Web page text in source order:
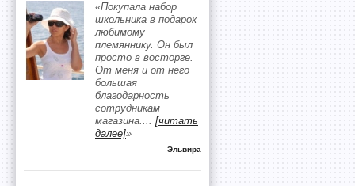
«Покупала набор
школьника в подарок
любимому
племяннику. Он был
просто в восторге.
От меня и от него
большая
благодарность
сотрудникам
магазина.... [читать
далее]»
Эльвира